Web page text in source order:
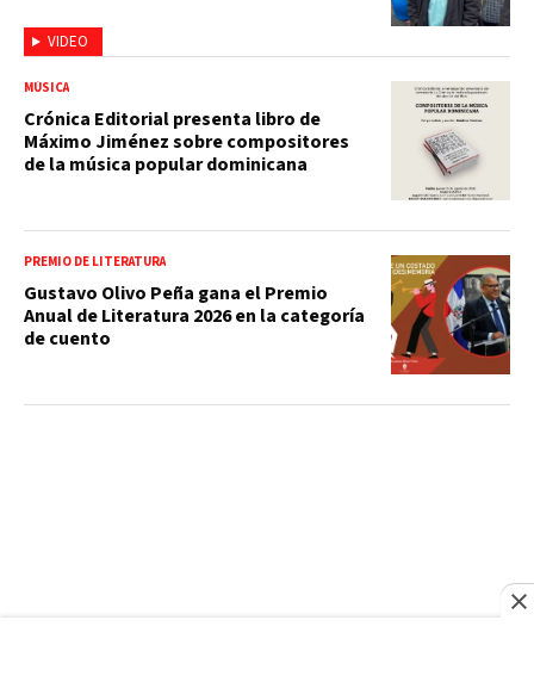
VIDEO
MÚSICA
Crónica Editorial presenta libro de
Máximo Jiménez sobre compositores
de la música popular dominicana
PREMIO DE LITERATURA
Gustavo Olivo Peña gana el Premio
Anual de Literatura 2026 en la categoría
de cuento